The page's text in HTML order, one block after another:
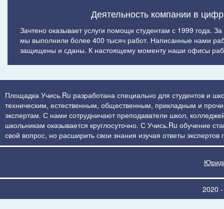
Деятельность компании в
Зачтено оказывает услуги помощи студентам с 1999 года.
мы выполнили более 400 тысяч работ. Написанные нами
защищены и сданы. К настоящему моменту наши офисы
Площадка Учись.Ru разработана специально для студентов и
техническим, естественным, общественным, прикладным и
экспертам. С нами сотрудничают преподаватели школ,
школьникам оказывается круглосуточно. С Учись.Ru обучение
свой вопрос, но расширить свои знания изучая ответы
2020